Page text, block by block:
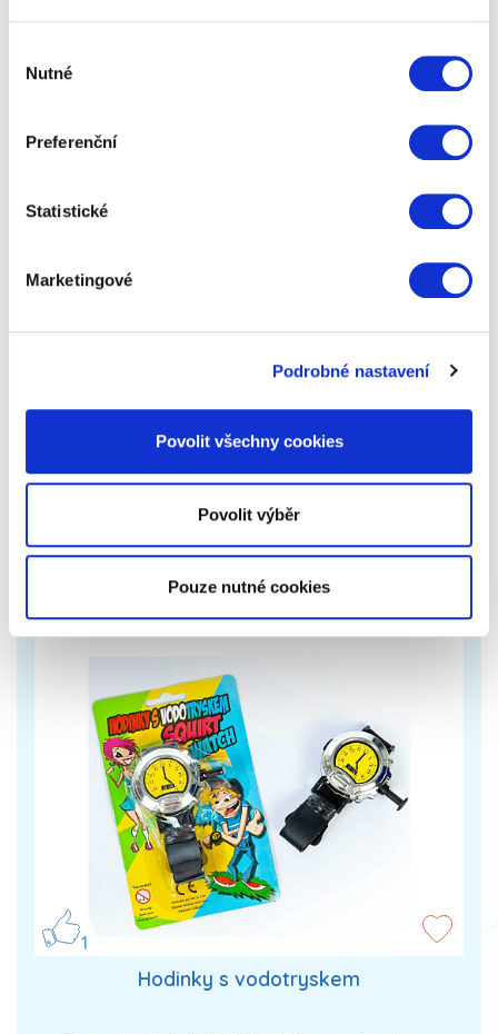
souhlasu
Nutné
Preferenční
Statistické
Marketingové
Podrobné nastavení
Povolit všechny cookies
Povolit výběr
Pouze nutné cookies
Samsung Galaxy Watch Ultra
Chytré hodinky stvořené k překonávání hranic.
GPS a nezaleknou se ani slané vody.
Zobrazit více
1
Hodinky s vodotryskem